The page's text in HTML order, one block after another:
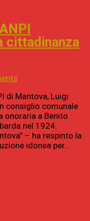
cittadinanza
di Mantova, Luigi
consiglio comunale
onoraria a Benito
nel 1924.
– ha respinto la
idonea per…